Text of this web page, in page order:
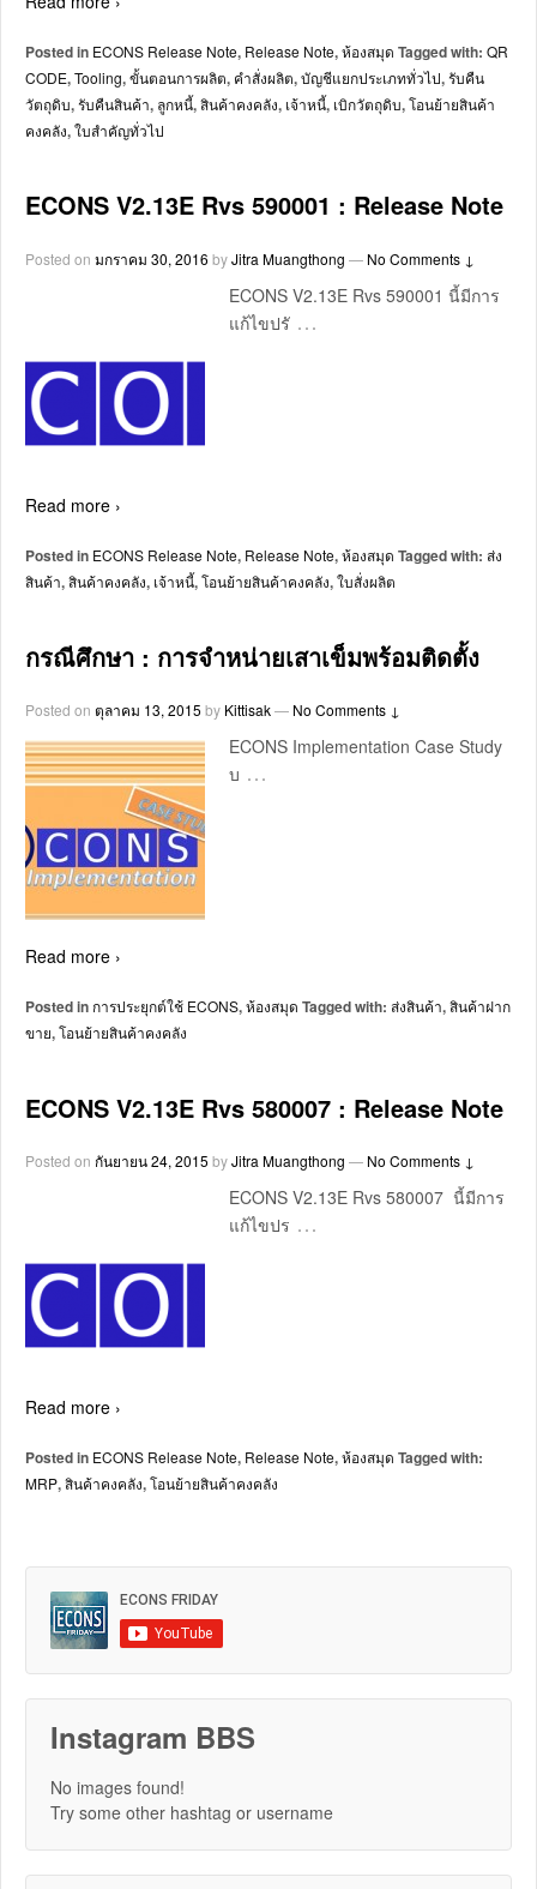
Posted in ECONS Release Note, Release Note,ห้องสมุด Tagged with: QR
CODE,Tooling,ขั้นตอนการผลิต, คำสั่งผลิต,บัญชีแยกประเภททั่วไป,รับคืน
วัตถุดิบ,รับคืนสินค้า, ลูกหนี้,สินค้าคงคลัง, เจ้าหนี้, เบิกวัตถุดิบ,โอนย้ายสินค้า
คงคลัง,ใบสำคัญทั่วไป
ECONS V2.13E Rvs 590001 : Release Note
Posted on มกราคม 30, 2016 byJitra Muangthong — No Comments ↓
ECONS V2.13E Rvs 590001 นี้มีการ
แก้ไขปรั …
Read more ›
Posted in ECONS Release Note, Release Note,ห้องสมุด Tagged with: ส่ง
สินค้า,สินค้าคงคลัง, เจ้าหนี้,โอนย้ายสินค้าคงคลัง,ใบสั่งผลิต
กรณีศึกษา : การจำหน่ายเสาเข็มพร้อมติดตั้ง
Posted on ตุลาคม 13, 2015 by Kittisak— No Comments ↓
ECONS Implementation Case Study
บ …
Read more ›
Posted in การประยุกต์ใช้ ECONS,ห้องสมุด Tagged with: ส่งสินค้า,สินค้าฝาก
ขาย,โอนย้ายสินค้าคงคลัง
ECONS V2.13E Rvs 580007 : Release Note
Posted on กันยายน 24, 2015 byJitra Muangthong — No Comments ↓
ECONS V2.13E Rvs 580007 นี้มีการ
แก้ไขปร …
Read more ›
Posted in ECONS Release Note, Release Note,ห้องสมุด Tagged with:
MRP,สินค้าคงคลัง,โอนย้ายสินค้าคงคลัง
Instagram BBS
No images found!
Try some other hashtag or username